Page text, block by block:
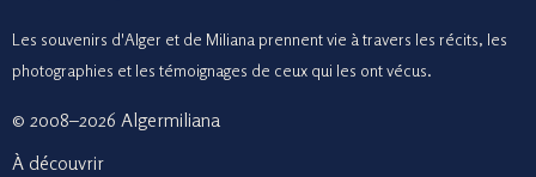
Les souvenirs d'Alger et de Miliana prennent vie à travers les récits, les
photographies et les témoignages de ceux qui les ont vécus.
© 2008–2026 Algermiliana
À découvrir